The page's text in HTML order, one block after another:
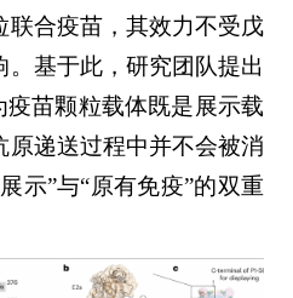
联合疫苗，其效力不受戊
。基于此，研究团队提出
疫苗颗粒载体既是展示载
原递送过程中并不会被消
示”与“原有免疫”的双重